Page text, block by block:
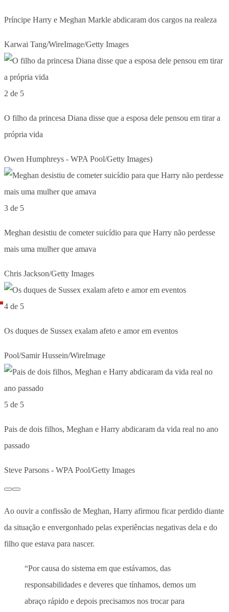
Príncipe Harry e Meghan Markle abdicaram dos cargos na realeza
Karwai Tang/WireImage/Getty Images
2 de 5
O filho da princesa Diana disse que a esposa dele pensou em tirar a
própria vida
Owen Humphreys - WPA Pool/Getty Images)
3 de 5
Meghan desistiu de cometer suicídio para que Harry não perdesse
mais uma mulher que amava
Chris Jackson/Getty Images
4 de 5
Os duques de Sussex exalam afeto e amor em eventos
Pool/Samir Hussein/WireImage
5 de 5
Pais de dois filhos, Meghan e Harry abdicaram da vida real no ano
passado
Steve Parsons - WPA Pool/Getty Images
Ao ouvir a confissão de Meghan, Harry afirmou ficar perdido diante
da situação e envergonhado pelas experiências negativas dela e do
filho que estava para nascer.
“Por causa do sistema em que estávamos, das
responsabilidades e deveres que tínhamos, demos um
abraço rápido e depois precisamos nos trocar para